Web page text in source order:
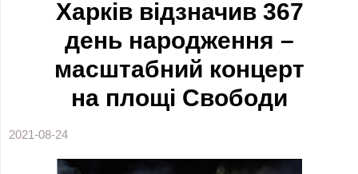
Харків відзначив 367
день народження –
масштабний концерт
на площі Свободи
2021-08-24